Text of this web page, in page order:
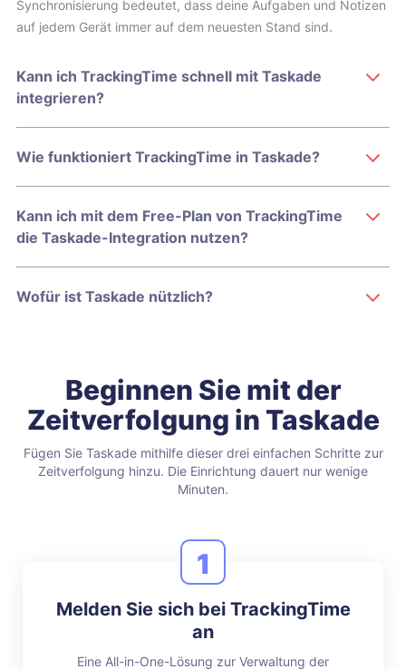
Synchronisierung bedeutet, dass deine Aufgaben und Notizen
auf jedem Gerät immer auf dem neuesten Stand sind.
Kann ich TrackingTime schnell mit Taskade
integrieren?
Wie funktioniert TrackingTime in Taskade?
Kann ich mit dem Free-Plan von TrackingTime
die Taskade-Integration nutzen?
Wofür ist Taskade nützlich?
Beginnen Sie mit der
Zeitverfolgung in Taskade
Fügen Sie Taskade mithilfe dieser drei einfachen Schritte zur
Zeitverfolgung hinzu. Die Einrichtung dauert nur wenige
Minuten.
1
Melden Sie sich bei TrackingTime
an
Eine All-in-One-Lösung zur Verwaltung der